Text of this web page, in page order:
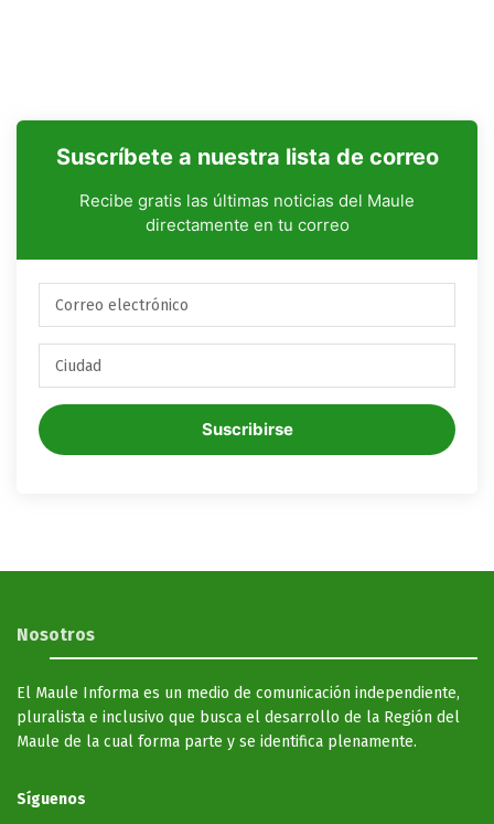
Suscríbete a nuestra lista de correo
Recibe gratis las últimas noticias del Maule
directamente en tu correo
Suscribirse
Nosotros
El Maule Informa es un medio de comunicación independiente,
pluralista e inclusivo que busca el desarrollo de la Región del
Maule de la cual forma parte y se identifica plenamente.
Síguenos